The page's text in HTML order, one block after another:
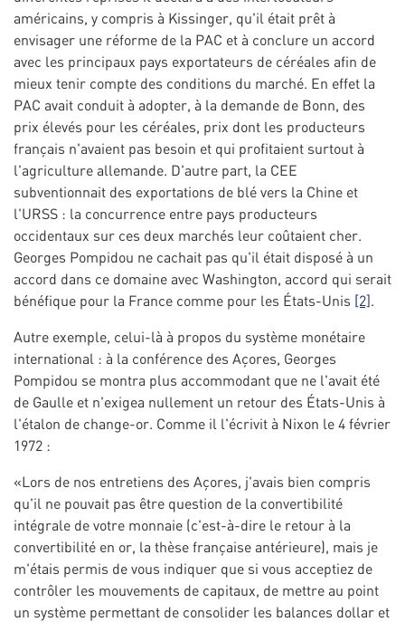
américains, y compris à Kissinger, qu'il était prêt à
envisager une réforme de la PAC et à conclure un accord
avec les principaux pays exportateurs de céréales afin de
mieux tenir compte des conditions du marché. En effet la
PAC avait conduit à adopter, à la demande de Bonn, des
prix élevés pour les céréales, prix dont les producteurs
français n'avaient pas besoin et qui profitaient surtout à
l'agriculture allemande. D'autre part, la CEE
subventionnait des exportations de blé vers la Chine et
l'URSS : la concurrence entre pays producteurs
occidentaux sur ces deux marchés leur coûtaient cher.
Georges Pompidou ne cachait pas qu'il était disposé à un
accord dans ce domaine avec Washington, accord qui serait
bénéfique pour la France comme pour les États-Unis [2].
Autre exemple, celui-là à propos du système monétaire
international : à la conférence des Açores, Georges
Pompidou se montra plus accommodant que ne l'avait été
de Gaulle et n'exigea nullement un retour des États-Unis à
l'étalon de change-or. Comme il l'écrivit à Nixon le 4 février
1972 :
«Lors de nos entretiens des Açores, j'avais bien compris
qu'il ne pouvait pas être question de la convertibilité
intégrale de votre monnaie (c'est-à-dire le retour à la
convertibilité en or, la thèse française antérieure), mais je
m'étais permis de vous indiquer que si vous acceptiez de
contrôler les mouvements de capitaux, de mettre au point
un système permettant de consolider les balances dollar et